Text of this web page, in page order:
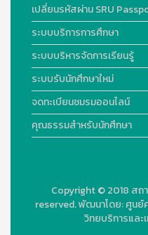
เปลี่ยนรหัสผ่าน SRU
ระบบบริการการศึกษา
ระบบบริหารจัดการเรียนรู้
ระบบรับนักศึกษาใหม่
จดทะเบียนชมรมออนไลน์
คุณธรรมสำหรับนักศึกษา
Copyright © 2018 สถ
reserved.พัฒนาโดย:ศูนย์
วิทยบริการและ